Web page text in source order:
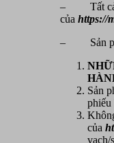
– Tất cả
của https://
– Sản
Sản
phiếu
của
vạch/